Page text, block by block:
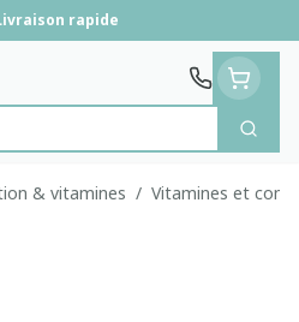
rapide
& vitamines / Vitamines et